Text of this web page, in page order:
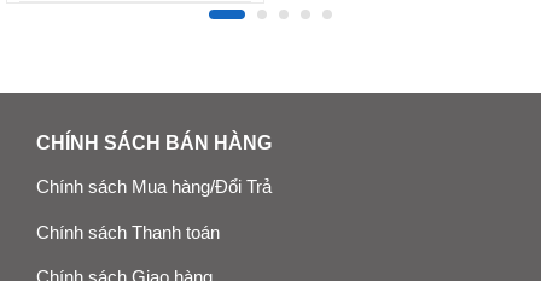
CHÍNH SÁCH BÁN HÀNG
Chính sách Mua hàng/Đổi Trả
Chính sách Thanh toán